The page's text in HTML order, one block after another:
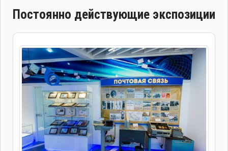
Постоянно действующие экспозиции